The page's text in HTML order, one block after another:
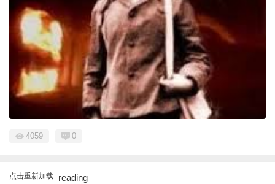
4059 0
点击重新加载 reading